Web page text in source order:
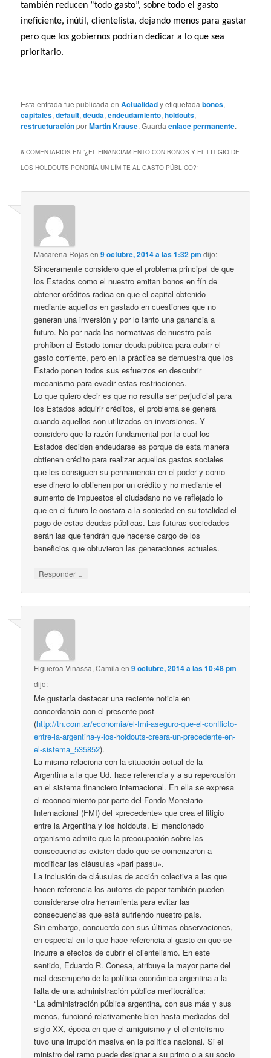
también reducen “todo gasto”, sobre todo el gasto
ineficiente, inútil, clientelista, dejando menos para gastar
pero que los gobiernos podrían dedicar a lo que sea
prioritario.
Esta entrada fue publicada enActualidady etiquetadabonos,
capitales,default,deuda,endeudamiento,holdouts,
restructuraciónporMartin Krause. Guardaenlace permanente.
6 COMENTARIOS EN “¿EL FINANCIAMIENTO CON BONOS Y EL LITIGIO DE
LOS HOLDOUTS PONDRÍA UN LÍMITE AL GASTO PÚBLICO?”
Macarena Rojasen9 octubre, 2014 a las 1:32 pm dijo:
Sinceramente considero que el problema principal de que
los Estados como el nuestro emitan bonos en fín de
obtener créditos radica en que el capital obtenido
mediante aquellos en gastado en cuestiones que no
generan una inversión y por lo tanto una ganancia a
futuro. No por nada las normativas de nuestro país
prohíben al Estado tomar deuda pública para cubrir el
gasto corriente, pero en la práctica se demuestra que los
Estado ponen todos sus esfuerzos en descubrir
mecanismo para evadir estas restricciones.
Lo que quiero decir es que no resulta ser perjudicial para
los Estados adquirir créditos, el problema se genera
cuando aquellos son utilizados en inversiones. Y
considero que la razón fundamental por la cual los
Estados deciden endeudarse es porque de esta manera
obtienen crédito para realizar aquellos gastos sociales
que les consiguen su permanencia en el poder y como
ese dinero lo obtienen por un crédito y no mediante el
aumento de impuestos el ciudadano no ve reflejado lo
que en el futuro le costara a la sociedad en su totalidad el
pago de estas deudas públicas. Las futuras sociedades
serán las que tendrán que hacerse cargo de los
beneficios que obtuvieron las generaciones actuales.
Responder ↓
Figueroa Vinassa, Camila en9 octubre, 2014 a las 10:48 pm
dijo:
Me gustaría destacar una reciente noticia en
concordancia con el presente post
(http://tn.com.ar/economia/el-fmi-aseguro-que-el-conflicto-
entre-la-argentina-y-los-holdouts-creara-un-precedente-en-
el-sistema_535852).
La misma relaciona con la situación actual de la
Argentina a la que Ud. hace referencia y a su repercusión
en el sistema financiero internacional. En ella se expresa
el reconocimiento por parte del Fondo Monetario
Internacional (FMI) del «precedente» que crea el litigio
entre la Argentina y los holdouts. El mencionado
organismo admite que la preocupación sobre las
consecuencias existen dado que se comenzaron a
modificar las cláusulas «pari passu».
La inclusión de cláusulas de acción colectiva a las que
hacen referencia los autores de paper también pueden
considerarse otra herramienta para evitar las
consecuencias que está sufriendo nuestro país.
Sin embargo, concuerdo con sus últimas observaciones,
en especial en lo que hace referencia al gasto en que se
incurre a efectos de cubrir el clientelismo. En este
sentido, Eduardo R. Conesa, atribuye la mayor parte del
mal desempeño de la política económica argentina a la
falta de una administración pública meritocrática:
“La administración pública argentina, con sus más y sus
menos, funcionó relativamente bien hasta mediados del
siglo XX, época en que el amiguismo y el clientelismo
tuvo una irrupción masiva en la política nacional. Si el
ministro del ramo puede designar a su primo o a su socio